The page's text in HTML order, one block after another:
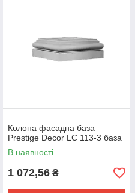
Колона фасадна база
Prestige Decor LC 113-3 база
В наявності
1 072,56 ₴